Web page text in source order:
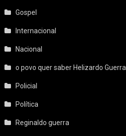
Gospel
Internacional
Nacional
o povo quer saber Helizardo Guerra
Policial
Política
Reginaldo guerra